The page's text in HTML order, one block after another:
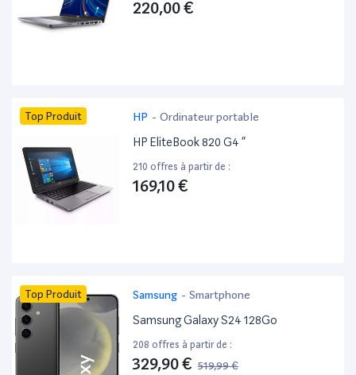
220,00 €
Top Produit HP - Ordinateur portable
HP EliteBook 820 G4 ”
210 offres à partir de :
169,10 €
Top Produit Samsung - Smartphone
Samsung Galaxy S24 128Go
208 offres à partir de :
329,90 € 519,99 €